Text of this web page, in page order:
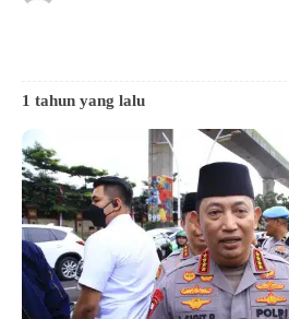
1 tahun yang lalu